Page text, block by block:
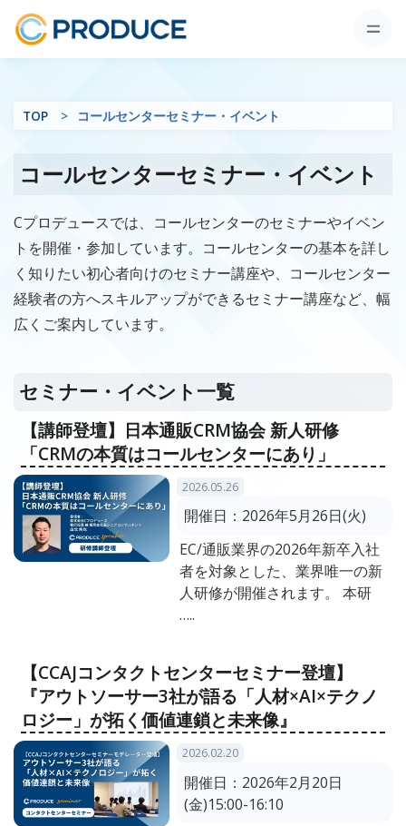
TOP コールセンターセミナー・イベント
コールセンターセミナー・イベント
Cプロデュースでは、コールセンターのセミナーやイベン
トを開催・参加しています。コールセンターの基本を詳し
く知りたい初心者向けのセミナー講座や、コールセンター
経験者の方へスキルアップができるセミナー講座など、幅
広くご案内しています。
セミナー・イベント一覧
【講師登壇】日本通販CRM協会 新人研修
「CRMの本質はコールセンターにあり」
2026.05.26
開催日： 2026年5月26日(火)
EC/通販業界の2026年新卒入社
者を対象とした、業界唯一の新
人研修が開催されます。 本研
…..
【CCAJコンタクトセンターセミナー登壇】
『アウトソーサー3社が語る「人材×AI×テクノ
ロジー」が拓く価値連鎖と未来像』
2026.02.20
開催日： 2026年2月20日
(金)15:00-16:10